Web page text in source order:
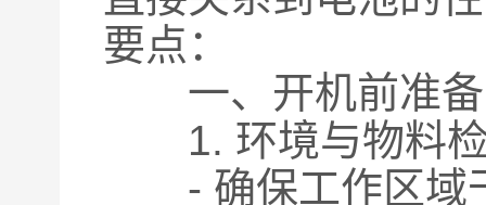
要点：
一、开机前准备
1. 环境与物料
- 确保工作区域